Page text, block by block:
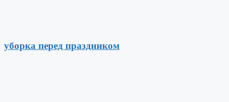
уборка перед праздником